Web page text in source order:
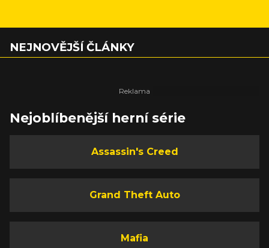
NEJNOVĚJŠÍ ČLÁNKY
Nejoblíbenější herní série
Assassin's Creed
Grand Theft Auto
Mafia